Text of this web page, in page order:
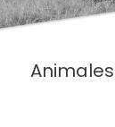
Animales